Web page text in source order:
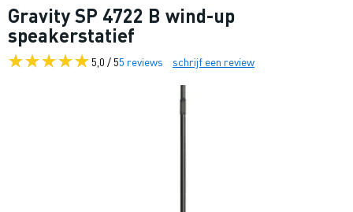
Gravity SP 4722 B wind-up
speakerstatief
5,0 / 55 reviews schrijf een review